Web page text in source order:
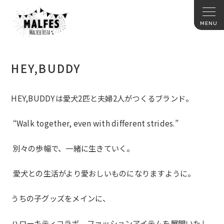
HEY,BUDDY
HEY,BUDDYは愛犬2匹と夫婦2人がつくるブランド。
“Walk together, even with different strides.”
別々の歩幅で、一緒に生きていく。
愛犬との生活がより愛おしいものになりますように。
うちの子グッズをメインに、